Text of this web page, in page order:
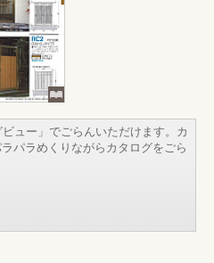
ュー」でごらんいただけます。カ
パラめくりながらカタログをごら